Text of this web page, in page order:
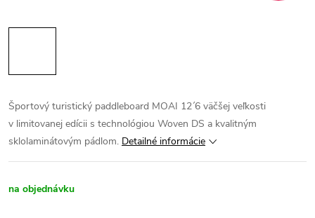
Športový turistický paddleboard MOAI 12´6 väčšej veľkosti
v limitovanej edícii s technológiou Woven DS a kvalitným
sklolaminátovým pádlom. Detailné informácie
na objednávku